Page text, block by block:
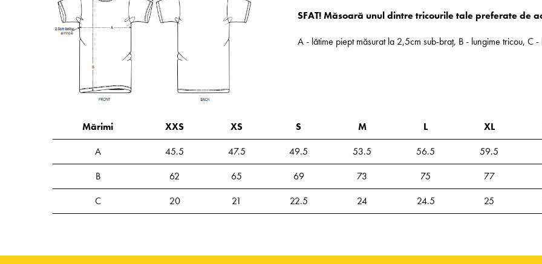
SFAT! Măsoară unul dintre tricourile tale preferate de
A - lătime piept măsurat la 2,5cm sub-braț, B - lungime tricou, C
Mărimi XXS XS S M L XL
A
45.5 47.5 49.5 53.5 56.5 59.5
B
62 65 69 73 75 77
C
20 21 22.5 24 24.5 25